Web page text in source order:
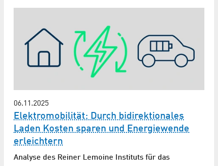
06.11.2025
Elektromobilität: Durch bidirektionales
Laden Kosten sparen und Energiewende
erleichtern
Analyse des Reiner Lemoine Instituts für das